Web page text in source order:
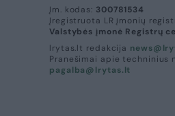
Įm. kodas: 300781534
Įregistruota LR įmonių
Valstybės įmonė Registrų
lrytas.lt redakcija
Pranešimai apie techninius
pagalba@lrytas.lt